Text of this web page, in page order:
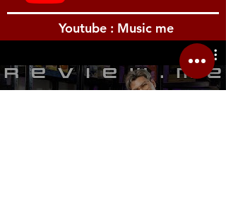
Youtube : Music me